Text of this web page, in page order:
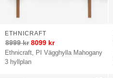
Ethnicraft, PI Vägghylla Mahogany
3 hyllplan
ETHNICRAFT
8999kr 8099 kr